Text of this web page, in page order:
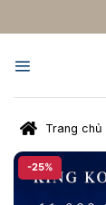
dung
Trang chủ
-25%